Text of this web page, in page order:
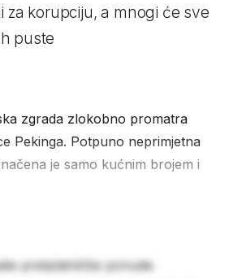
za korupciju, a mnogi će sve
puste
zgrada zlokobno promatra
Pekinga. Potpuno neprimjetna
je samo kućnim brojem i
pretplatničke ponude.